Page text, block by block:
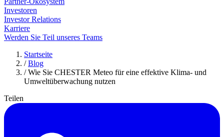
Investoren
Investor Relations
Karriere
Werden Sie Teil unseres Teams
Startseite
/ Blog
/ Wie Sie CHESTER Meteo für eine effektive Klima- und
Umweltüberwachung nutzen
Teilen